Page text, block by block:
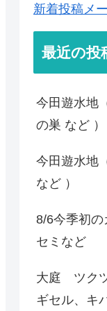
新着投稿メ
最近の投
今田遊水地
の巣 など ）
今田遊水地
など ）
8/6今季初の
セミなど
大庭 ツク
ギセル、キ